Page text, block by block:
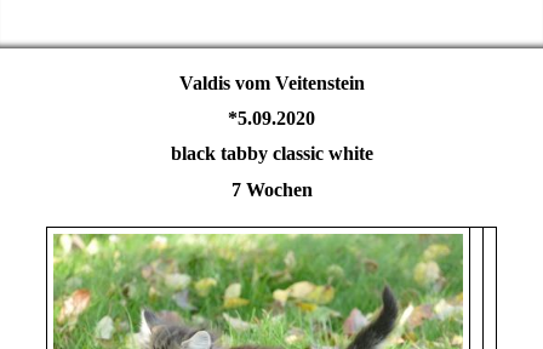
Valdis vom Veitenstein
*5.09.2020
black tabby classic white
7 Wochen